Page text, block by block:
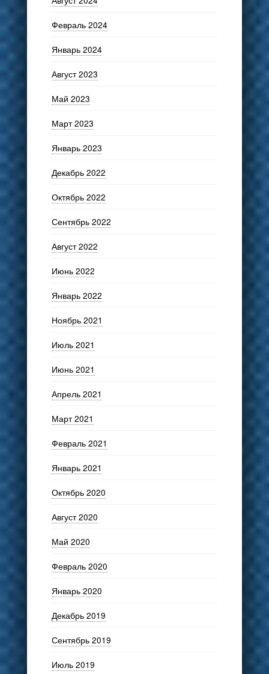
Февраль 2024
Январь 2024
Август 2023
Май 2023
Март 2023
Январь 2023
Декабрь 2022
Октябрь 2022
Сентябрь 2022
Август 2022
Июнь 2022
Январь 2022
Ноябрь 2021
Июль 2021
Июнь 2021
Апрель 2021
Март 2021
Февраль 2021
Январь 2021
Октябрь 2020
Август 2020
Май 2020
Февраль 2020
Январь 2020
Декабрь 2019
Сентябрь 2019
Июль 2019